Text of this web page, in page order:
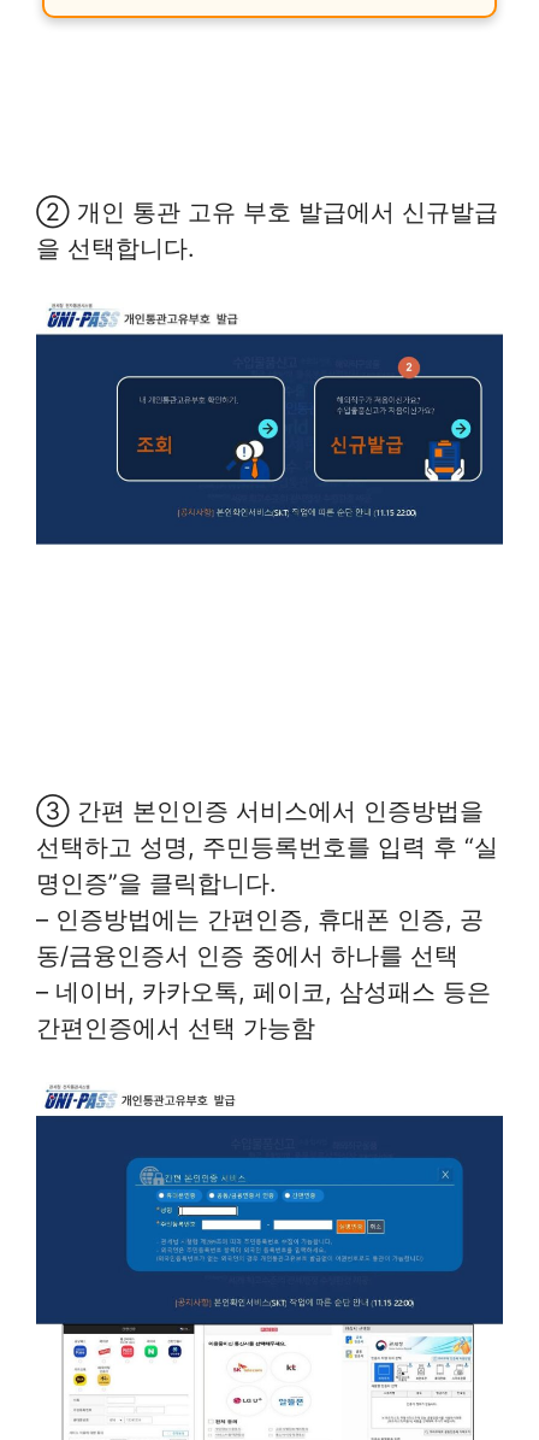
② 개인 통관 고유 부호 발급에서 신규발급
을 선택합니다.
③ 간편 본인인증 서비스에서 인증방법을
선택하고 성명, 주민등록번호를 입력 후 “실
명인증”을 클릭합니다.
– 인증방법에는 간편인증, 휴대폰 인증, 공
동/금융인증서 인증 중에서 하나를 선택
– 네이버, 카카오톡, 페이코, 삼성패스 등은
간편인증에서 선택 가능함